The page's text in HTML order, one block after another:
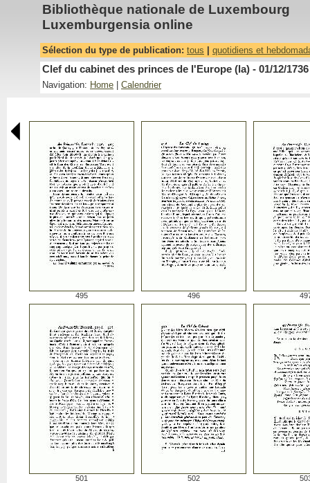
Bibliothèque nationale de Luxembourg
Luxemburgensia online
Sélection du type de publication: tous quotidiens et
Clef du cabinet des princes de l'Europe (la) - 01/12/1736
Navigation: Home Calendrier
495 496
501 502